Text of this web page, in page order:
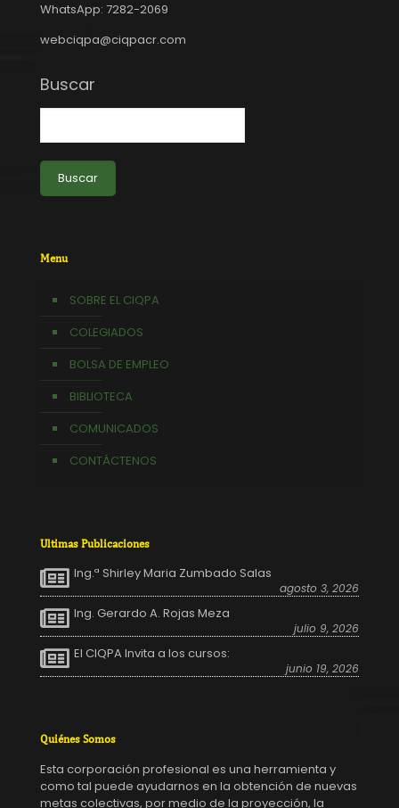
WhatsApp: 7282-2069
webciqpa@ciqpacr.com
Buscar
Buscar
Menu
SOBRE EL CIQPA
COLEGIADOS
BOLSA DE EMPLEO
BIBLIOTECA
COMUNICADOS
CONTÁCTENOS
Ultimas Publicaciones
Ing.ª Shirley Maria Zumbado Salas
agosto 3, 2026
Ing. Gerardo A. Rojas Meza
julio 9, 2026
El CIQPA Invita a los cursos:
junio 19, 2026
Quiénes Somos
Esta corporación profesional es una herramienta y
como tal puede ayudarnos en la obtención de nuevas
metas colectivas, por medio de la proyección, la